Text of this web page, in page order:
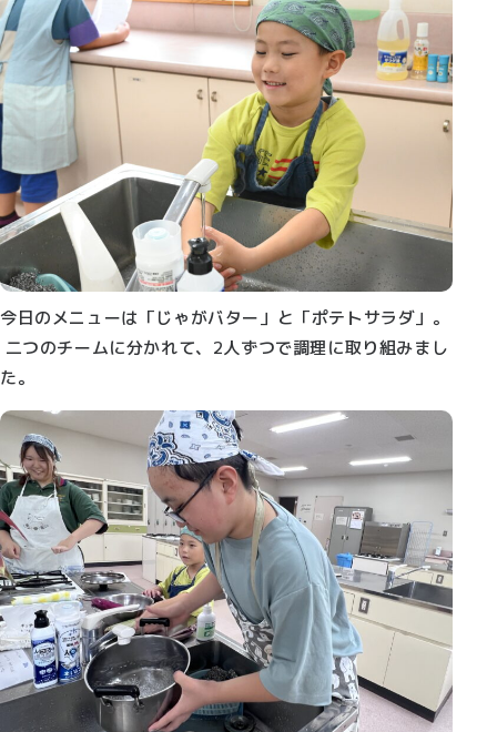
今日のメニューは「じゃがバター」と「ポテトサラダ」。
二つのチームに分かれて、2人ずつで調理に取り組みまし
た。